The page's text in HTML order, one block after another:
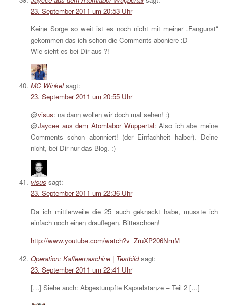
23. September 2011 um 20:53 Uhr
Keine Sorge so weit ist es noch nicht mit meiner „Fangunst“
gekommen das ich schon die Comments aboniere :D
Wie sieht es bei Dir aus ?!
MC Winkel sagt:
23. September 2011 um 20:55 Uhr
@visus: na dann wollen wir doch mal sehen! :)
@Jaycee aus dem Atomlabor Wuppertal: Also ich abe meine
Comments schon abonniert! (der Einfachheit halber). Deine
nicht, bei Dir nur das Blog. :)
visus sagt:
23. September 2011 um 22:36 Uhr
Da ich mittlerweile die 25 auch geknackt habe, musste ich
einfach noch einen drauflegen. Bitteschoen!
http://www.youtube.com/watch?v=ZruXP206NmM
Operation: Kaffeemaschine | Testbild sagt:
23. September 2011 um 22:41 Uhr
[…] Siehe auch: Abgestumpfte Kapselstanze – Teil 2 […]